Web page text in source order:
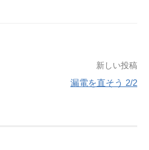
新しい投稿
漏電を直そう 2/2